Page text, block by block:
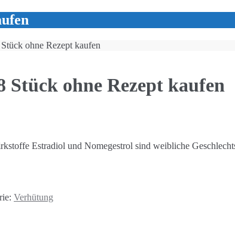
ohne Rezept kaufen
Stück ohne Rezept kaufen
Estradiol und Nomegestrol sind weibliche
Verhütung